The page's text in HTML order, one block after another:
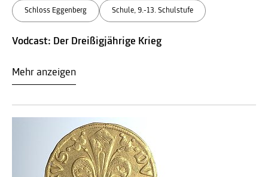
Schloss Eggenberg Schule, 9.-13. Schulstufe
Vodcast: Der Dreißigjährige Krieg
Mehr anzeigen